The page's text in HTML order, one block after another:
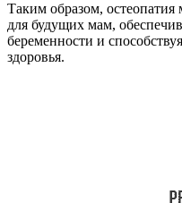
Таким образом,
для будущих мам,
беременности и
здоровья.